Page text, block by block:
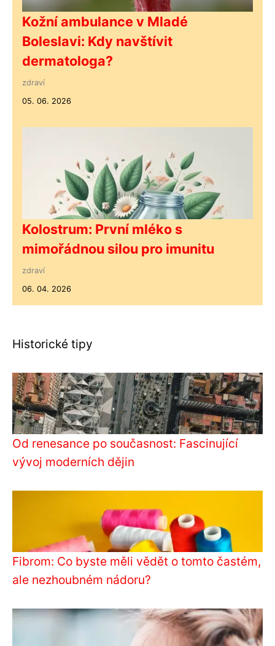
Kožní ambulance v Mladé
Boleslavi: Kdy navštívit
dermatologa?
zdraví
05. 06. 2026
Kolostrum: První mléko s
mimořádnou silou pro imunitu
zdraví
06. 04. 2026
Historické tipy
Od renesance po současnost: Fascinující
vývoj moderních dějin
Fibrom: Co byste měli vědět o tomto častém,
ale nezhoubném nádoru?